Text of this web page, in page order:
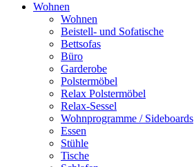
Wohnen
Wohnen
Beistell- und Sofatische
Bettsofas
Büro
Garderobe
Polstermöbel
Relax Polstermöbel
Relax-Sessel
Wohnprogramme / Sideboards
Essen
Stühle
Tische